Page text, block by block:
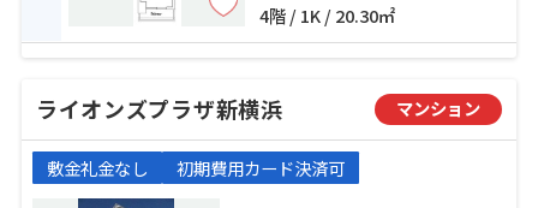
4階 / 1K / 20.30㎡
ライオンズプラザ新横浜 マンション
敷金礼金なし 初期費用カード決済可